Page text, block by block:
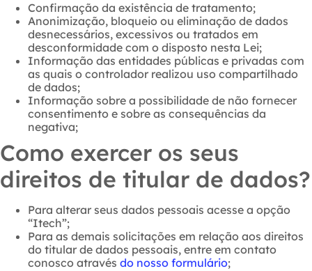
Confirmação da existência de tratamento;
Anonimização, bloqueio ou eliminação de dados
desnecessários, excessivos ou tratados em
desconformidade com o disposto nesta Lei;
Informação das entidades públicas e privadas com
as quais o controlador realizou uso compartilhado
de dados;
Informação sobre a possibilidade de não fornecer
consentimento e sobre as consequências da
negativa;
Como exercer os seus
direitos de titular de dados?
Para alterar seus dados pessoais acesse a opção
“Itech”;
Para as demais solicitações em relação aos direitos
do titular de dados pessoais, entre em contato
conosco através do nosso formulário;